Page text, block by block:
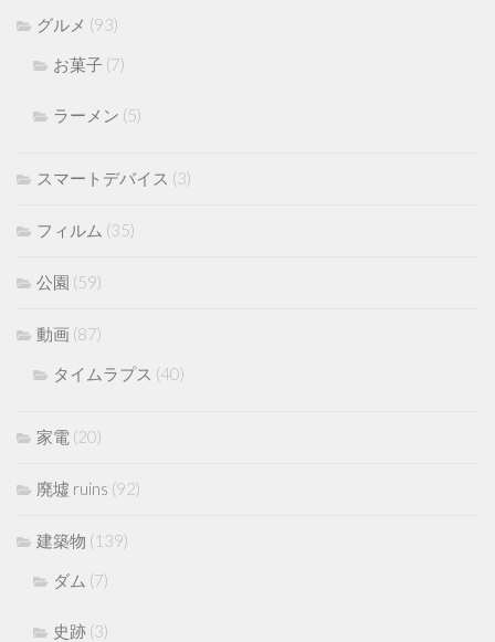
グルメ (93)
お菓子 (7)
ラーメン (5)
スマートデバイス (3)
フィルム (35)
公園 (59)
動画 (87)
タイムラプス (40)
家電 (20)
廃墟 ruins (92)
建築物 (139)
ダム (7)
史跡 (3)